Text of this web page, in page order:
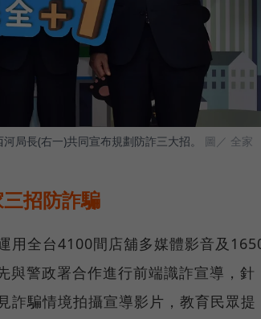
局長(右一)共同宣布規劃防詐三大招。 圖／ 全家
招防詐騙
用全台4100間店舖多媒體影音及
與警政署合作進行前端識詐宣導，針
詐騙情境拍攝宣導影片，教育民眾提